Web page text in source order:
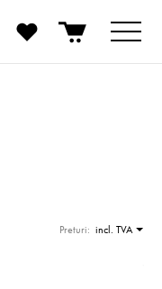
Preturi: incl. TVA